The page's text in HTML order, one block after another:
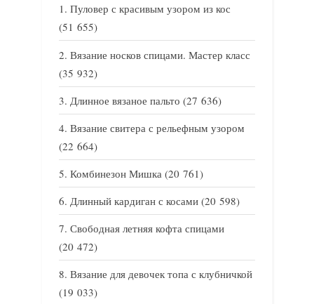
Пуловер с красивым узором из кос
(51 655)
Вязание носков спицами. Мастер класс
(35 932)
Длинное вязаное пальто (27 636)
Вязание свитера с рельефным узором
(22 664)
Комбинезон Мишка (20 761)
Длинный кардиган с косами (20 598)
Свободная летняя кофта спицами
(20 472)
Вязание для девочек топа с клубничкой
(19 033)